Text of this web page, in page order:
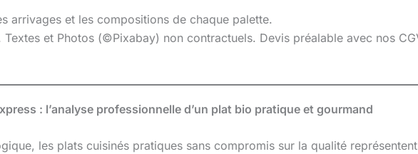
arrivages et les compositions de chaque palette.
et Photos (©Pixabay) non contractuels. Devis préalable avec nos
: l’analyse professionnelle d’un plat bio pratique et gourmand
les plats cuisinés pratiques sans compromis sur la qualité